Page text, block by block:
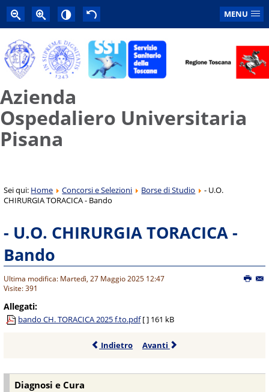
MENU
Azienda
Ospedaliero Universitaria
Pisana
Sei qui: Home Concorsi e Selezioni Borse di Studio
- U.O.
CHIRURGIA TORACICA - Bando
- U.O. CHIRURGIA TORACICA -
Bando
Ultima modifica: Martedì, 27 Maggio 2025 12:47
Visite: 391
Allegati:
bando CH. TORACICA 2025 f.to.pdf [ ] 161 kB
Indietro Avanti
Diagnosi e Cura